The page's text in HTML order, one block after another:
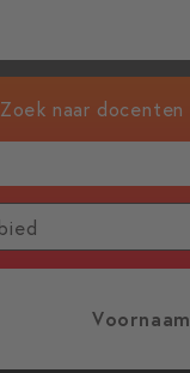
Zoek naar docenten
Voornaam